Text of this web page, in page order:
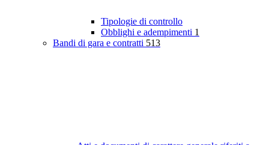
Tipologie di controllo
Obblighi e adempimenti 1
Bandi di gara e contratti 513